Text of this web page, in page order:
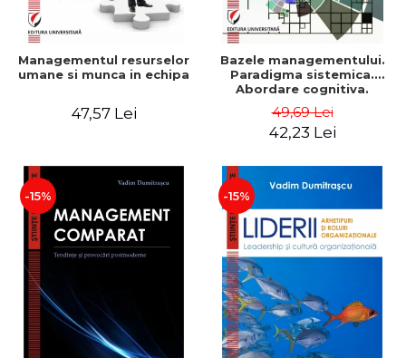
Managementul resurselor
umane si munca in echipa
47,57 Lei
Bazele managementului.
Paradigma sistemica.
Abordare cognitiva.
comportamentala - Vadim
Dumitrascu
49,69 Lei
42,23 Lei
-15% -15%